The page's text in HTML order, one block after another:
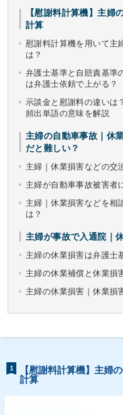
【慰謝料計算機】主婦
計算
慰謝料計算機を用いて主
は？
弁護士基準と自賠責基準
は弁護士依頼で上がる？
示談金と慰謝料の違いは
頻出単語の意味を解説
主婦の自動車事故｜休
だと難しい？
主婦｜休業損害などの交
主婦が自動車事故被害者
主婦｜休業損害などを相
は？
主婦が事故で入通院｜
主婦の休業損害は弁護士
主婦の休業補償と休業損
主婦の休業損害｜休業損
1
【慰謝料計算機】主婦
計算